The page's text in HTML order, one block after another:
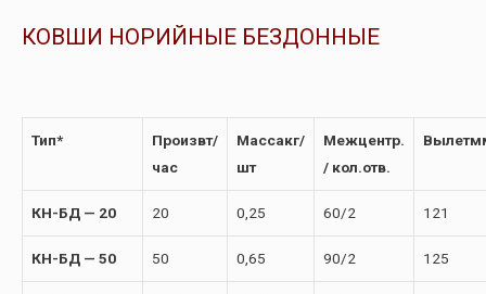
КОВШИ НОРИЙНЫЕ БЕЗДОННЫЕ
Тип* Произвт/
час
Массакг/
шт
Межцентр.
/ кол.отв.
Вылет
КН-БД — 20 20 0,25 60/2 121
КН-БД — 50 50 0,65 90/2 125